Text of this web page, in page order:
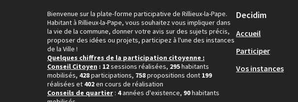
Bienvenue sur la plate-forme participative de Rillieux-la-Pape.
Habitant à Rillieux-la-Pape, vous souhaitez vous impliquer dans
la vie de la commune, donner votre avis sur des sujets précis,
proposer des idées ou projets, participez à l'une des instances
de la Ville !
Quelques chiffres de la participation citoyenne :
Conseil Citoyen : 12sessions réalisées, 295habitants
mobilisés, 428participations, 758propositions dont 199
réalisées et 402en cours de réalisation
Conseils de quartier : 4années d'existence, 90habitants
Decidim
Accueil
Participer
Vos instances